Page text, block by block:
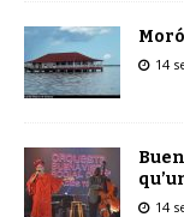
14
14